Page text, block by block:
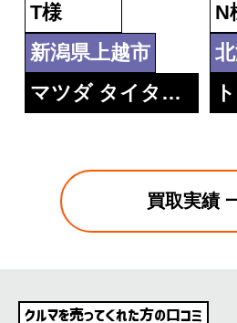
T様
新潟県上越市
マツダ タイタン ダッシュ 1.5積みトラック
N
買取実績
クルマを売ってくれた方の口コミ